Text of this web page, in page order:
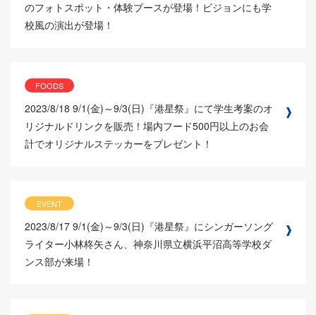
のフォトスポット・体験ブースが登場！ビジョンにも学
校風の演出が登場！
FOODS
2023/8/18 9/1(金)～9/3(日)『港星祭』にて学生考案のオ
リジナルドリンクを販売！場内フード500円以上のお会
計でオリジナルステッカーをプレゼント！
EVENT
2023/8/17 9/1(金)～9/3(日)『港星祭』にシンガーソング
ライター小林柊矢さん、神奈川県立横浜平沼高等学校ダ
ンス部が来場！